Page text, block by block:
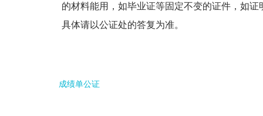
的材料能用，如毕业证等固定不变的证件，如
具体请以公证处的答复为准。
成绩单公证